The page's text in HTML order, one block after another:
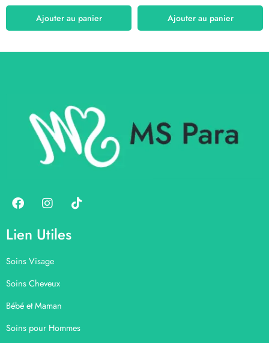
Ajouter au panier Ajouter au panier
Lien Utiles
Soins Visage
Soins Cheveux
Bébé et Maman
Soins pour Hommes